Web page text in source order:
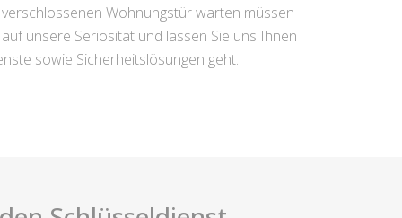
Wohnungstür warten müssen
unsere Seriösität und lassen Sie uns Ihnen
sowie Sicherheitslösungen geht.